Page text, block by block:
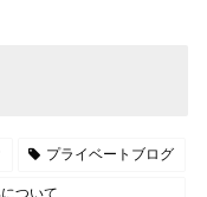
プライベートブログ
ついて